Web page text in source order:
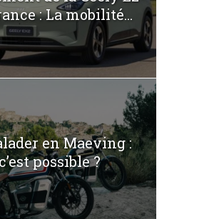
: La mobilité...
en Maeving :
possible ?